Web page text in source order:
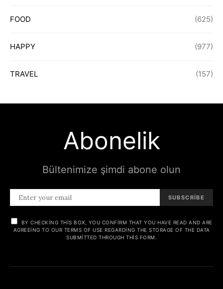
FOOD (625)
HAPPY (977)
TRAVEL (157)
Abonelik
Bültenimize şimdi abone olun
SUBSCRIBE
BY CHECKING THIS BOX, YOU CONFIRM THAT YOU HAVE READ AND ARE
AGREEING TO OUR TERMS OF USE REGARDING THE STORAGE OF THE DATA
SUBMITTED THROUGH THIS FORM.